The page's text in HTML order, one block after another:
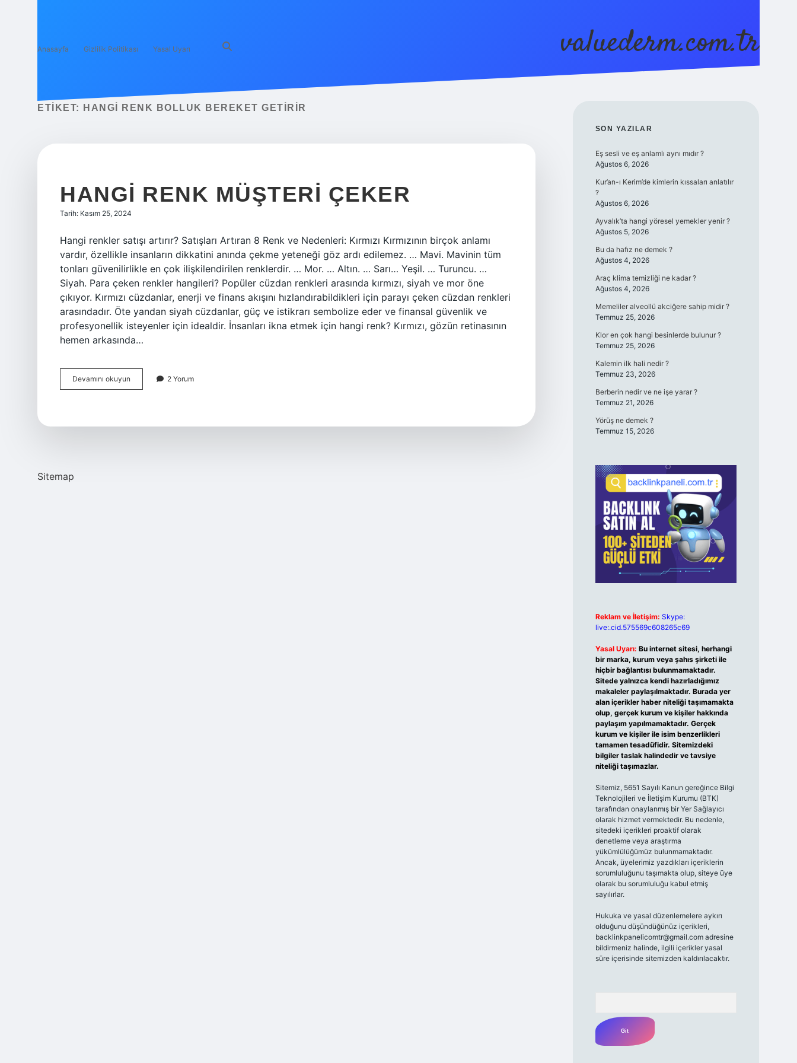
Anasayfa Gizlilik Politikası Yasal Uyarı valuederm.com.tr
ETIKET: HANGI RENK BOLLUK BEREKET GETIRIR
HANGI RENK MÜŞTERI ÇEKER
Tarih: Kasım 25, 2024
Hangi renkler satışı artırır? Satışları Artıran 8 Renk ve Nedenleri: Kırmızı Kırmızının birçok anlamı
vardır, özellikle insanların dikkatini anında çekme yeteneği göz ardı edilemez. … Mavi. Mavinin tüm
tonları güvenilirlikle en çok ilişkilendirilen renklerdir. … Mor. … Altın. … Sarı… Yeşil. … Turuncu. …
Siyah. Para çeken renkler hangileri? Popüler cüzdan renkleri arasında kırmızı, siyah ve mor öne
çıkıyor. Kırmızı cüzdanlar, enerji ve finans akışını hızlandırabildikleri için parayı çeken cüzdan renkleri
arasındadır. Öte yandan siyah cüzdanlar, güç ve istikrarı sembolize eder ve finansal güvenlik ve
profesyonellik isteyenler için idealdir. İnsanları ikna etmek için hangi renk? Kırmızı, gözün retinasının
hemen arkasında…
Devamını okuyun
Renk
2 Yorum
Sitemap
SIDEBAR
SON YAZILAR
Eş sesli ve eş anlamlı aynı mıdır ?
Ağustos 6, 2026
Kur’an-ı Kerim’de kimlerin kıssaları anlatılır
?
Ağustos 6, 2026
Ayvalık’ta hangi yöresel yemekler yenir ?
Ağustos 5, 2026
Bu da hafız ne demek ?
Ağustos 4, 2026
Araç klima temizliği ne kadar ?
Ağustos 4, 2026
Memeliler alveollü akciğere sahip midir ?
Temmuz 25, 2026
Klor en çok hangi besinlerde bulunur ?
Temmuz 25, 2026
Kalemin ilk hali nedir ?
Temmuz 23, 2026
Berberin nedir ve ne işe yarar ?
Temmuz 21, 2026
Yörüş ne demek ?
Temmuz 15, 2026
Reklam ve İletişim: Skype:
live:.cid.575569c608265c69
Yasal Uyarı: Bu internet sitesi, herhangi
bir marka, kurum veya şahıs şirketi ile
hiçbir bağlantısı bulunmamaktadır.
Sitede yalnızca kendi hazırladığımız
makaleler paylaşılmaktadır. Burada yer
alan içerikler haber niteliği taşımamakta
olup, gerçek kurum ve kişiler hakkında
paylaşım yapılmamaktadır. Gerçek
kurum ve kişiler ile isim benzerlikleri
tamamen tesadüfidir. Sitemizdeki
bilgiler taslak halindedir ve tavsiye
niteliği taşımazlar.
Sitemiz, 5651 Sayılı Kanun gereğince Bilgi
Teknolojileri ve İletişim Kurumu (BTK)
tarafından onaylanmış bir Yer Sağlayıcı
olarak hizmet vermektedir. Bu nedenle,
sitedeki içerikleri proaktif olarak
denetleme veya araştırma
yükümlülüğümüz bulunmamaktadır.
Ancak, üyelerimiz yazdıkları içeriklerin
sorumluluğunu taşımakta olup, siteye üye
olarak bu sorumluluğu kabul etmiş
sayılırlar.
Hukuka ve yasal düzenlemelere aykırı
olduğunu düşündüğünüz içerikleri,
backlinkpanelicomtr@gmail.comadresine
bildirmeniz halinde, ilgili içerikler yasal
süre içerisinde sitemizden kaldırılacaktır.